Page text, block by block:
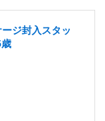
ジ封入スタッ